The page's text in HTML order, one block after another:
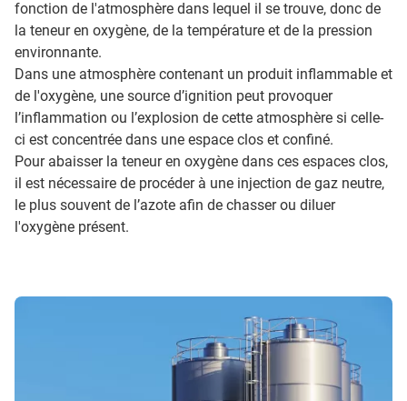
fonction de l'atmosphère dans lequel il se trouve, donc de
la teneur en oxygène, de la température et de la pression
environnante.
Dans une atmosphère contenant un produit inflammable et
de l'oxygène, une source d’ignition peut provoquer
l’inflammation ou l’explosion de cette atmosphère si celle-
ci est concentrée dans une espace clos et confiné.
Pour abaisser la teneur en oxygène dans ces espaces clos,
il est nécessaire de procéder à une injection de gaz neutre,
le plus souvent de l’azote afin de chasser ou diluer
l'oxygène présent.